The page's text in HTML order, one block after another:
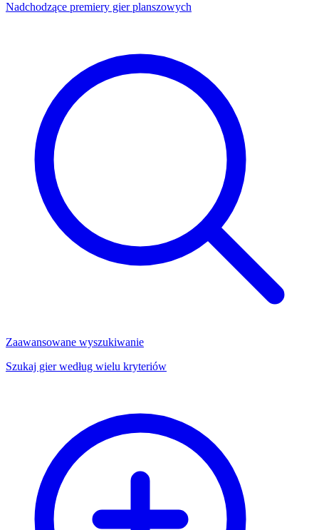
Nadchodzące premiery gier planszowych
Zaawansowane wyszukiwanie
Szukaj gier według wielu kryteriów